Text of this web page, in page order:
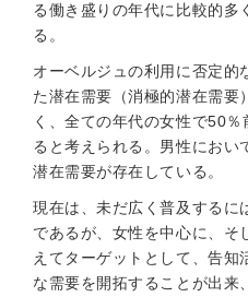
る働き盛りの年代に比較的多
る。
オーベルジュの利用に否定的
た潜在需要（消極的潜在需要
く、全ての年代の女性で50
ると考えられる。男性におい
潜在需要が存在している。
現在は、未だ広く普及するに
であるが、女性を中心に、そ
えてターゲットとして、告知
な需要を開拓することが出来